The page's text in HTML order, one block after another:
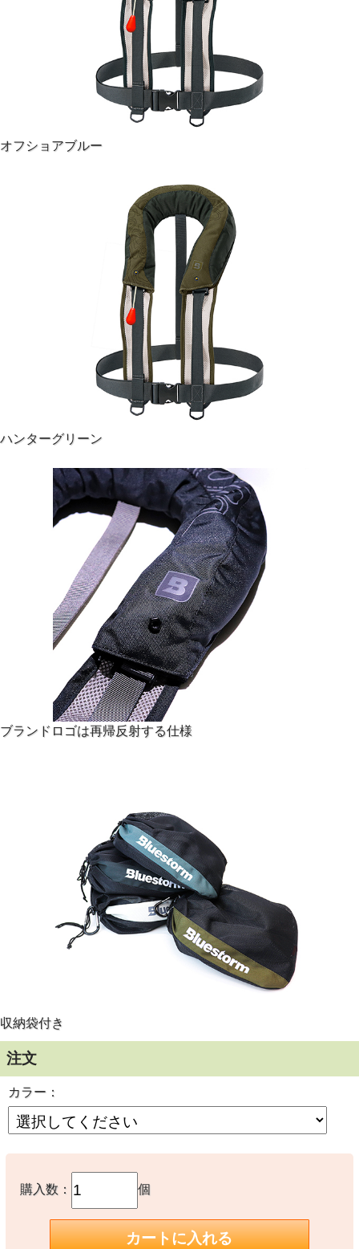
オフショアブルー
ハンターグリーン
ブランドロゴは再帰反射する仕様
収納袋付き
注文
カラー：
購入数： 個